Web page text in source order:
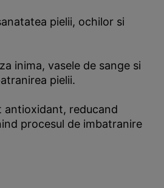
pielii, ochilor si
inima, vasele de sange si
pielii.
antioxidant, reducand
procesul de imbatranire